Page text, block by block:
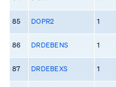
85 DOPR2 1
86 DRDEBENS 1
87 DRDEBEXS 1